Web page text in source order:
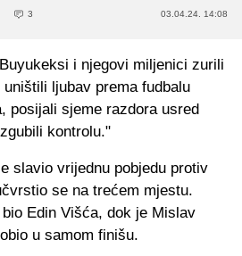
3 03.04.24. 14:08
i njegovi miljenici zurili
ljubav prema fudbalu
posijali sjeme razdora usred
kontrolu."
slavio vrijednu pobjedu protiv
se na trećem mjestu.
Edin Višća, dok je Mislav
u samom finišu.